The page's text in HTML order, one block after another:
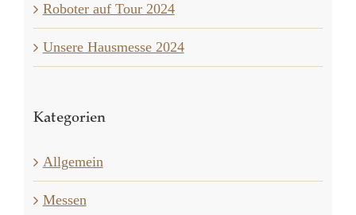
Roboter auf Tour 2024
Unsere Hausmesse 2024
Kategorien
Allgemein
Messen